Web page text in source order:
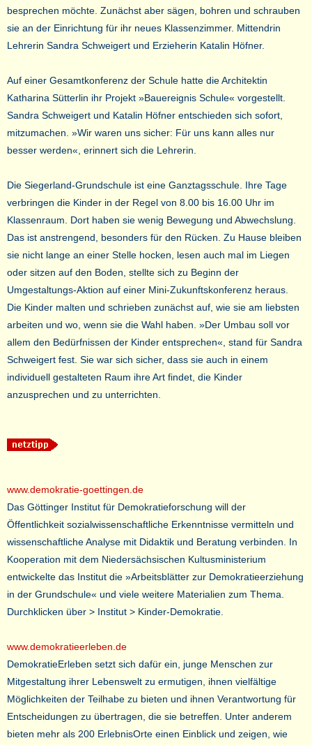
besprechen möchte. Zunächst aber sägen, bohren und schrauben
sie an der Einrichtung für ihr neues Klassenzimmer. Mittendrin
Lehrerin Sandra Schweigert und Erzieherin Katalin Höfner.
Auf einer Gesamtkonferenz der Schule hatte die Architektin
Katharina Sütterlin ihr Projekt »Bauereignis Schule« vorgestellt.
Sandra Schweigert und Katalin Höfner entschieden sich sofort,
mitzumachen. »Wir waren uns sicher: Für uns kann alles nur
besser werden«, erinnert sich die Lehrerin.
Die Siegerland-Grundschule ist eine Ganztagsschule. Ihre Tage
verbringen die Kinder in der Regel von 8.00 bis 16.00 Uhr im
Klassenraum. Dort haben sie wenig Bewegung und Abwechslung.
Das ist anstrengend, besonders für den Rücken. Zu Hause bleiben
sie nicht lange an einer Stelle hocken, lesen auch mal im Liegen
oder sitzen auf den Boden, stellte sich zu Beginn der
Umgestaltungs-Aktion auf einer Mini-Zukunftskonferenz heraus.
Die Kinder malten und schrieben zunächst auf, wie sie am liebsten
arbeiten und wo, wenn sie die Wahl haben. »Der Umbau soll vor
allem den Bedürfnissen der Kinder entsprechen«, stand für Sandra
Schweigert fest. Sie war sich sicher, dass sie auch in einem
individuell gestalteten Raum ihre Art findet, die Kinder
anzusprechen und zu unterrichten.
www.demokratie-goettingen.de
Das Göttinger Institut für Demokratieforschung will der
Öffentlichkeit sozialwissenschaftliche Erkenntnisse vermitteln und
wissenschaftliche Analyse mit Didaktik und Beratung verbinden. In
Kooperation mit dem Niedersächsischen Kultusministerium
entwickelte das Institut die »Arbeitsblätter zur Demokratieerziehung
in der Grundschule« und viele weitere Materialien zum Thema.
Durchklicken über > Institut > Kinder-Demokratie.
www.demokratieerleben.de
DemokratieErleben setzt sich dafür ein, junge Menschen zur
Mitgestaltung ihrer Lebenswelt zu ermutigen, ihnen vielfältige
Möglichkeiten der Teilhabe zu bieten und ihnen Verantwortung für
Entscheidungen zu übertragen, die sie betreffen. Unter anderem
bieten mehr als 200 ErlebnisOrte einen Einblick und zeigen, wie